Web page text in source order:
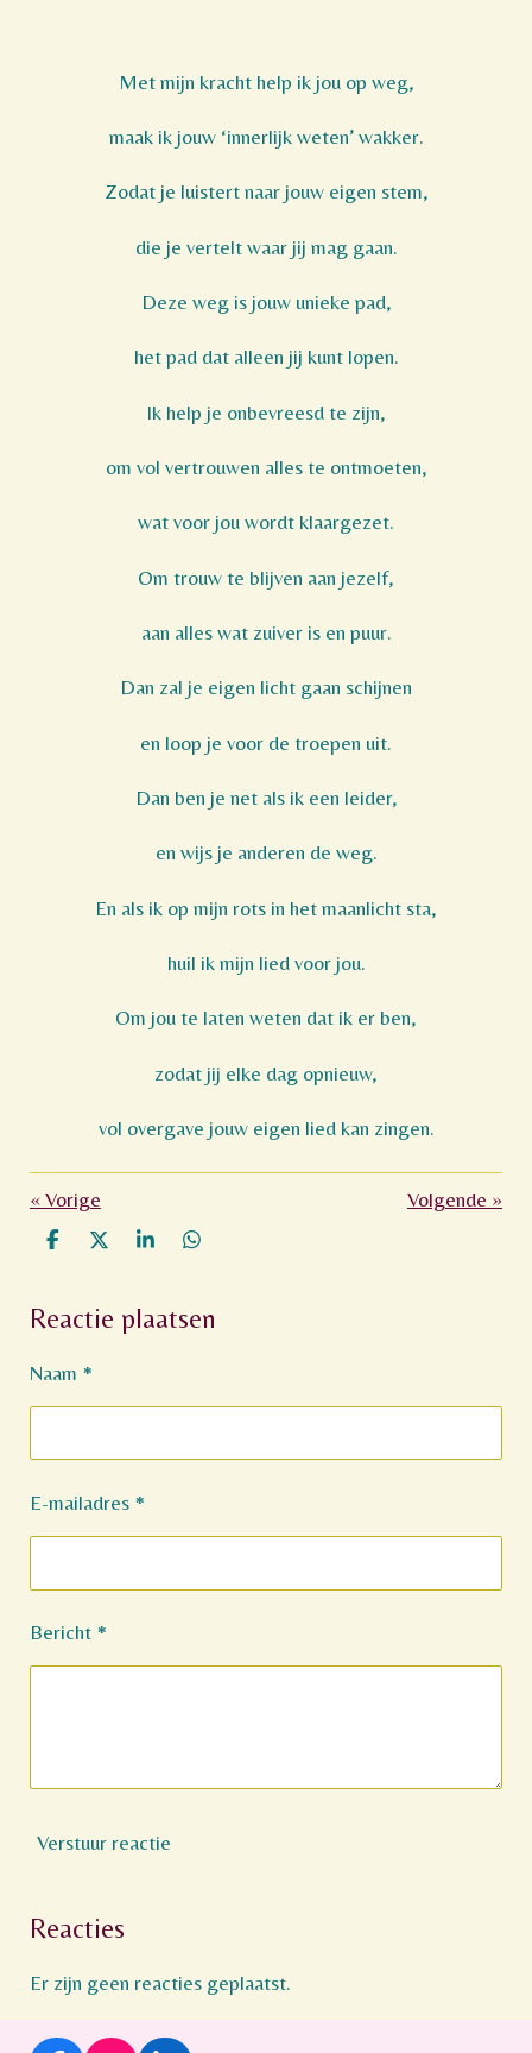
Met mijn kracht help ik jou op weg,
maak ik jouw ‘innerlijk weten’ wakker.
Zodat je luistert naar jouw eigen stem,
die je vertelt waar jij mag gaan.
Deze weg is jouw unieke pad,
het pad dat alleen jij kunt lopen.
Ik help je onbevreesd te zijn,
om vol vertrouwen alles te ontmoeten,
wat voor jou wordt klaargezet.
Om trouw te blijven aan jezelf,
aan alles wat zuiver is en puur.
Dan zal je eigen licht gaan schijnen
en loop je voor de troepen uit.
Dan ben je net als ik een leider,
en wijs je anderen de weg.
En als ik op mijn rots in het maanlicht sta,
huil ik mijn lied voor jou.
Om jou te laten weten dat ik er ben,
zodat jij elke dag opnieuw,
vol overgave jouw eigen lied kan zingen.
« Vorige Volgende »
D
e
n
D
l
S
r
e
D
e
n
Reactie plaatsen
Naam *
E-mailadres *
Bericht *
Verstuur reactie
Reacties
Er zijn geen reacties geplaatst.